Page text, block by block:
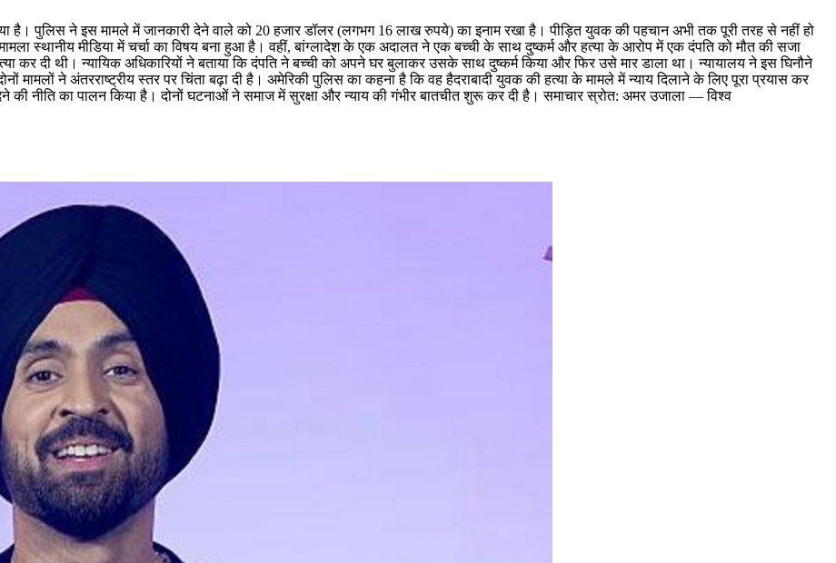
है। पुलिस ने इस मामले में जानकारी देने वाले को 20 हजार डॉलर (लगभग 16 लाख रुपये) का इनाम रखा है। पीड़ित युवक की पहचान अभी तक पूरी तरह से नहीं हो
स्थानीय मीडिया में चर्चा का विषय बना हुआ है। वहीं, बांग्लादेश के एक अदालत ने एक बच्ची के साथ दुष्कर्म और हत्या के आरोप में एक दंपति को मौत की सजा
कर दी थी। न्यायिक अधिकारियों ने बताया कि दंपति ने बच्ची को अपने घर बुलाकर उसके साथ दुष्कर्म किया और फिर उसे मार डाला था। न्यायालय ने इस घिनौने
मामलों ने अंतरराष्ट्रीय स्तर पर चिंता बढ़ा दी है। अमेरिकी पुलिस का कहना है कि वह हैदराबादी युवक की हत्या के मामले में न्याय दिलाने के लिए पूरा प्रयास कर
की नीति का पालन किया है। दोनों घटनाओं ने समाज में सुरक्षा और न्याय की गंभीर बातचीत शुरू कर दी है। समाचार स्रोत: अमर उजाला — विश्व